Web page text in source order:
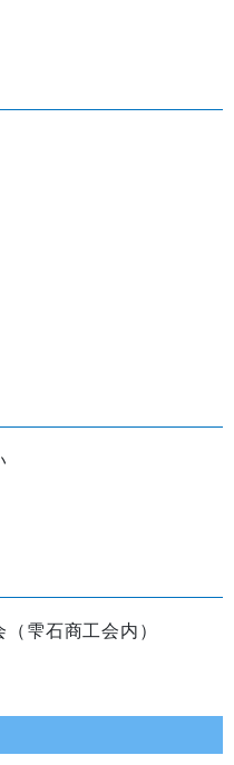
雫石商工会内）